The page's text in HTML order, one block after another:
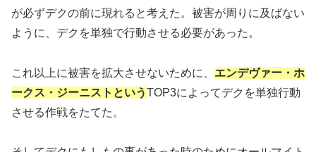
が必ずデクの前に現れると考えた。被害が周りに及ばない
ように、デクを単独で行動させる必要があった。
これ以上に被害を拡大させないために、 エンデヴァー・ホ
ークス・ジーニストというTOP3によってデクを単独行動
させる作戦をたてた。